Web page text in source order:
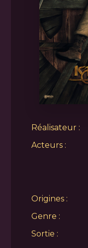
Réalisateur :
Acteurs :
Origines :
Genre :
Sortie :